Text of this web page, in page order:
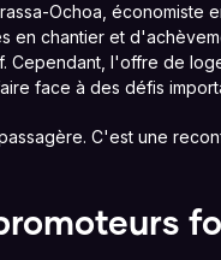
Ochoa, économiste
en chantier et
Cependant, l'offre de
face à des défis
C'est une